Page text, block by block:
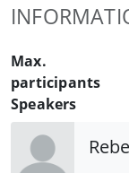
Max.
participants
Speakers